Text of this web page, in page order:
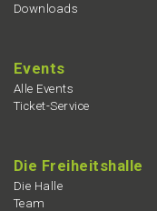
Downloads
Events
Alle Events
Ticket-Service
Die Freiheits­hal­le
Die Halle
Team